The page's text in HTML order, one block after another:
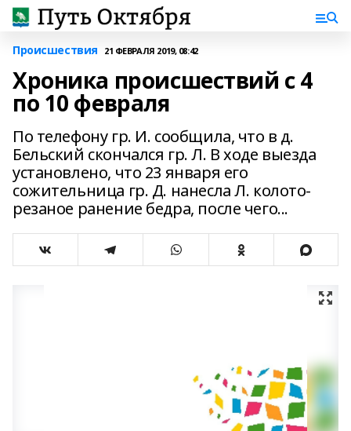
Происшествия 21 ФЕВРАЛЯ 2019, 08:42
Хроника происшествий с 4
по 10 февраля
По телефону гр. И. сообщила, что в д.
Бельский скончался гр. Л. В ходе выезда
установлено, что 23 января его
сожительница гр. Д. нанесла Л. колото-
резаное ранение бедра, после чего...